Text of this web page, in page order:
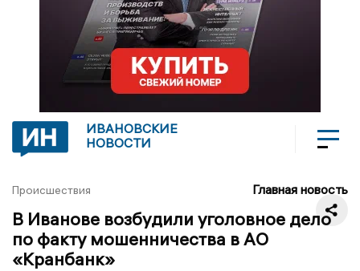
ИВАНОВСКИЕ
НОВОСТИ
Происшествия Главная новость
В Иванове возбудили уголовное дело
по факту мошенничества в АО
«Кранбанк»